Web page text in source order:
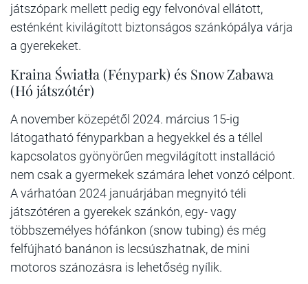
játszópark mellett pedig egy felvonóval ellátott,
esténként kivilágított biztonságos szánkópálya várja
a gyerekeket.
Kraina Światła (Fénypark) és Snow Zabawa
(Hó játszótér)
A november közepétől 2024. március 15-ig
látogatható fényparkban a hegyekkel és a téllel
kapcsolatos gyönyörűen megvilágított installáció
nem csak a gyermekek számára lehet vonzó célpont.
A várhatóan 2024 januárjában megnyitó téli
játszótéren a gyerekek szánkón, egy- vagy
többszemélyes hófánkon (snow tubing) és még
felfújható banánon is lecsúszhatnak, de mini
motoros szánozásra is lehetőség nyílik.